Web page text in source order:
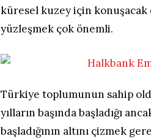
küresel kuzey için konuşacak
yüzleşmek çok önemli.
Türkiye toplumunun sahip
yılların başında başladığı
başladığının altını çizmek